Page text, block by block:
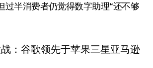
过半消费者仍觉得数字助理“还不够